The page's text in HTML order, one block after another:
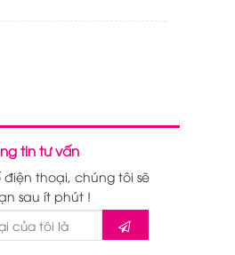
tin tư vấn
điện thoại, chúng tôi sẽ
sau ít phút !